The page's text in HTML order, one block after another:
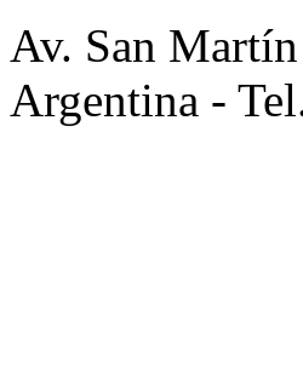
Av. San
Argentina -